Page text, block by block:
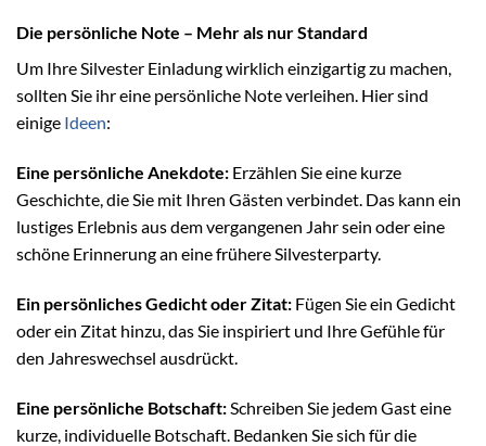
Die persönliche Note – Mehr als nur Standard
Um Ihre Silvester Einladung wirklich einzigartig zu machen,
sollten Sie ihr eine persönliche Note verleihen. Hier sind
einige Ideen:
Eine persönliche Anekdote: Erzählen Sie eine kurze
Geschichte, die Sie mit Ihren Gästen verbindet. Das kann ein
lustiges Erlebnis aus dem vergangenen Jahr sein oder eine
schöne Erinnerung an eine frühere Silvesterparty.
Ein persönliches Gedicht oder Zitat: Fügen Sie ein Gedicht
oder ein Zitat hinzu, das Sie inspiriert und Ihre Gefühle für
den Jahreswechsel ausdrückt.
Eine persönliche Botschaft:Schreiben Sie jedem Gast eine
kurze, individuelle Botschaft. Bedanken Sie sich für die